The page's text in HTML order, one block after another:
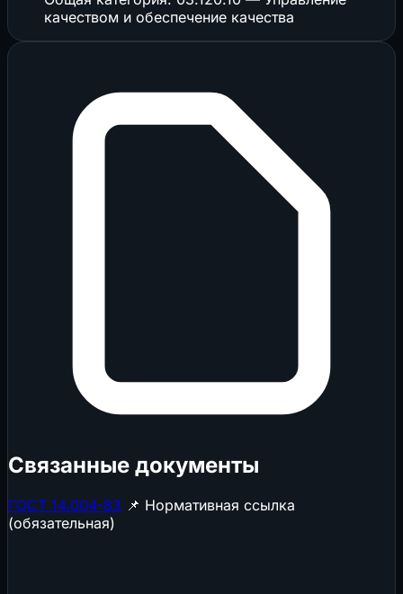
качеством и обеспечение качества
Связанные документы
ГОСТ 14.004-83 📌 Нормативная ссылка
(обязательная)